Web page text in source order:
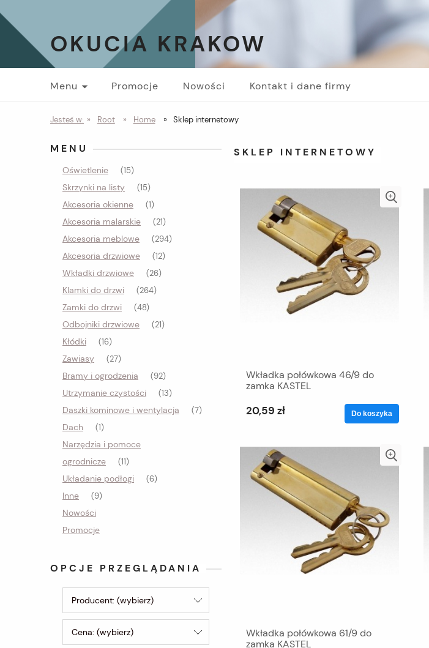
OKUCIA KRAKOW
Menu Promocje Nowości Kontakt i dane firmy
Jesteś w: » Root » Home » Sklep internetowy
MENU
Oświetlenie (15)
Skrzynki na listy (15)
Akcesoria okienne (1)
Akcesoria malarskie (21)
Akcesoria meblowe (294)
Akcesoria drzwiowe (12)
Wkładki drzwiowe (26)
Klamki do drzwi (264)
Zamki do drzwi (48)
Odbojniki drzwiowe (21)
Kłódki (16)
Zawiasy (27)
Bramy i ogrodzenia (92)
Utrzymanie czystości (13)
Daszki kominowe i wentylacja (7)
Dach (1)
Narzędzia i pomoce
ogrodnicze
(11)
Układanie podłogi (6)
Inne (9)
Nowości
Promocje
OPCJE PRZEGLĄDANIA
Producent: (wybierz)
Cena: (wybierz)
SKLEP INTERNETOWY
Wkładka połówkowa 46/9 do
zamka KASTEL
20,59 zł Do koszyka
Wkładka połówkowa 61/9 do
zamka KASTEL